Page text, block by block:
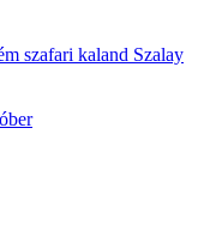
szafari kaland Szalay